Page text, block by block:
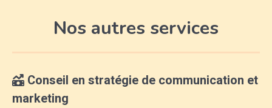
Nos autres services
Conseil en stratégie de communication et
marketing